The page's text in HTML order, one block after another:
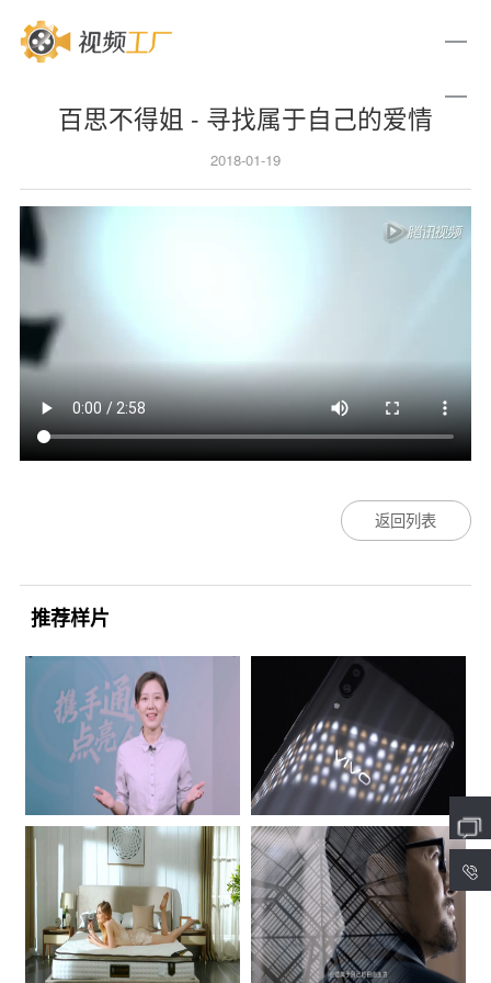
百思不得姐 - 寻找属于自己的爱情
2018-01-19
返回列表
推荐样片